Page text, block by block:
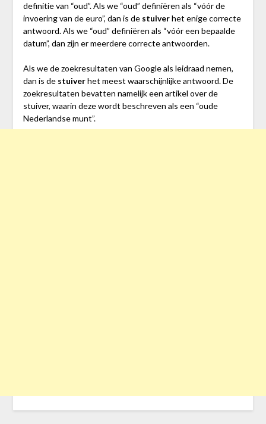
definitie van “oud”. Als we “oud” definiëren als “vóór de
invoering van de euro”, dan is de stuiverhet enige correcte
antwoord. Als we “oud” definiëren als “vóór een bepaalde
datum”, dan zijn er meerdere correcte antwoorden.
Als we de zoekresultaten van Google als leidraad nemen,
dan is de stuiverhet meest waarschijnlijke antwoord. De
zoekresultaten bevatten namelijk een artikel over de
stuiver, waarin deze wordt beschreven als een “oude
Nederlandse munt”.